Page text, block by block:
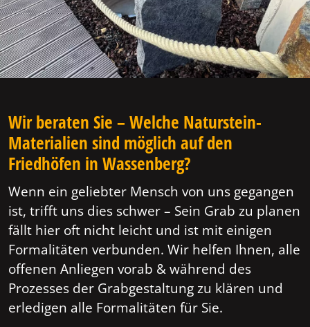
Wir beraten Sie – Welche Naturstein-
Materialien sind möglich auf den
Friedhöfen in Wassenberg?
Wenn ein geliebter Mensch von uns gegangen
ist, trifft uns dies schwer – Sein Grab zu planen
fällt hier oft nicht leicht und ist mit einigen
Formalitäten verbunden. Wir helfen Ihnen, alle
offenen Anliegen vorab & während des
Prozesses der Grabgestaltung zu klären und
erledigen alle Formalitäten für Sie.